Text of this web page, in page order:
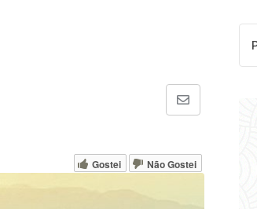
Share
Email
Gostei Não Gostei